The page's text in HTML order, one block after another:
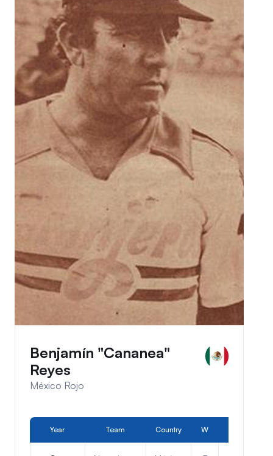
Benjamín "Cananea"
Reyes
México Rojo
Year Team Country W